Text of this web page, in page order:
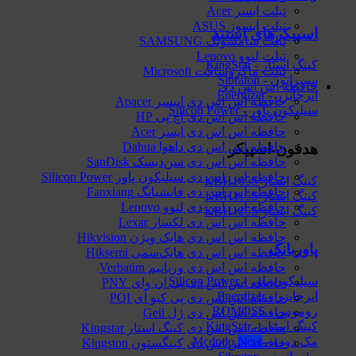
اسپیکرهای استند
کینگ استار - KingStar
سیبراتون - Sibraton
انرجایزر - Energizer
سیلیکون پاور - Silicon Power
هدفون-اسپیکر
کینگ استار KBH105S
کینگ استار KBH115S
کینگ استار KBH125S
پاوربانک
سیلیکون پاور - Silicon Power
انرجایزر - Energizer
روموس - ROMOSS
کینگ استار - KingStar
مک دودو - Mcdodo
تبلت ایسر Acer
تبلت ایسوز ASUS
تبلت سامسونگ SAMSUNG
تبلت لنوو Lenovo
تبلت ماکروسافت Microsoft
حافظه اس اس دی
حافظه اس اس دی اپیسر Apacer
حافظه اس اس دی اچ پی HP
حافظه اس اس دی ایسر Acer
حافظه اس اس دی داهوا Dahua
حافظه اس اس دی سن‌دیسک SanDisk
حافظه اس اس دی سیلیکون پاور Silicon Power
حافظه اس اس دی فانشیانگ Fanxiang
حافظه اس اس دی لنوو Lenovo
حافظه اس اس دی لکسار Lexar
حافظه اس اس دی هایک‌ ویژن Hikvision
حافظه اس اس دی هایک‌سمی Hiksemi
حافظه اس اس دی ورباتیم Verbatim
حافظه اس اس دی پی ان وای PNY
حافظه اس اس دی پی کیو آی PQI
حافظه اس اس دی ژل Geil
حافظه اس اس دی کینگ استار Kingstar
حافظه اس اس دی کینگستون Kingston